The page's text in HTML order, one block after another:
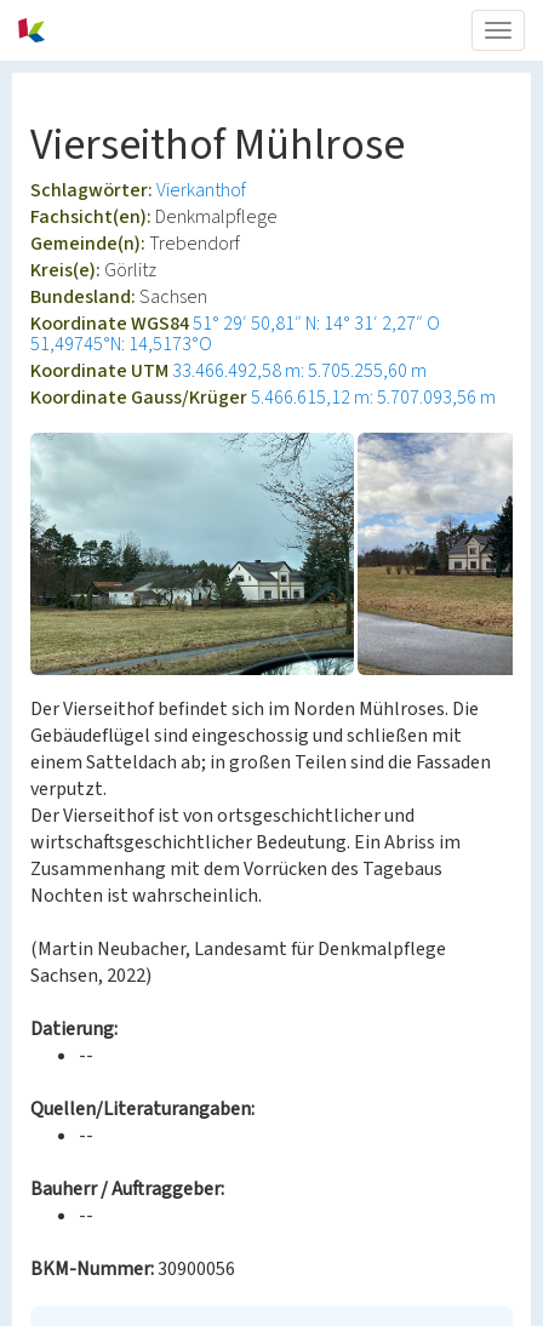
Vierseithof Mühlrose
Schlagwörter:Vierkanthof
Fachsicht(en): Denkmalpflege
Gemeinde(n):Trebendorf
Kreis(e): Görlitz
Bundesland:Sachsen
Koordinate WGS8451° 29′ 50,81″ N: 14° 31′ 2,27″ O
51,49745°N: 14,5173°O
Koordinate UTM 33.466.492,58 m: 5.705.255,60 m
Koordinate Gauss/Krüger5.466.615,12 m: 5.707.093,56 m
Der Vierseithof befindet sich im Norden Mühlroses. Die
Gebäudeflügel sind eingeschossig und schließen mit
einem Satteldach ab; in großen Teilen sind die Fassaden
verputzt.
Der Vierseithof ist von ortsgeschichtlicher und
wirtschaftsgeschichtlicher Bedeutung. Ein Abriss im
Zusammenhang mit dem Vorrücken des Tagebaus
Nochten ist wahrscheinlich.
(Martin Neubacher, Landesamt für Denkmalpflege
Sachsen, 2022)
Datierung:
--
Quellen/Literaturangaben:
--
Bauherr / Auftraggeber:
--
BKM-Nummer:30900056